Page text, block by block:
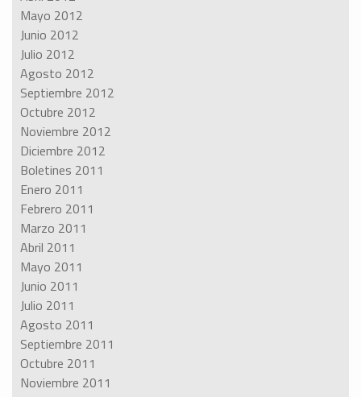
Mayo 2012
Junio 2012
Julio 2012
Agosto 2012
Septiembre 2012
Octubre 2012
Noviembre 2012
Diciembre 2012
Boletines 2011
Enero 2011
Febrero 2011
Marzo 2011
Abril 2011
Mayo 2011
Junio 2011
Julio 2011
Agosto 2011
Septiembre 2011
Octubre 2011
Noviembre 2011